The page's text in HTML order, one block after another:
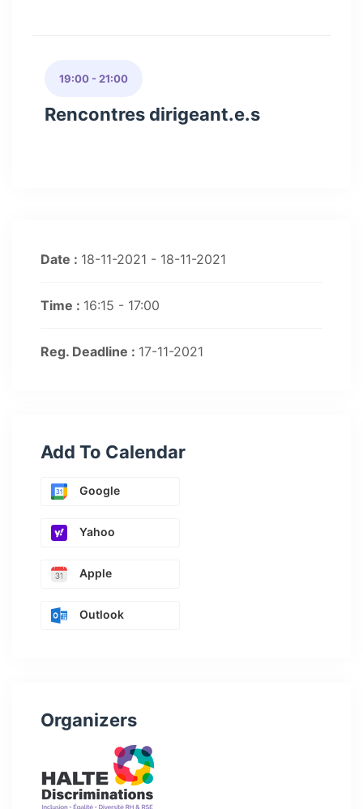
19:00 - 21:00
Rencontres dirigeant.e.s
Date : 18-11-2021 - 18-11-2021
Time : 16:15 - 17:00
Reg. Deadline : 17-11-2021
Add To Calendar
Google
Yahoo
Apple
Outlook
Organizers